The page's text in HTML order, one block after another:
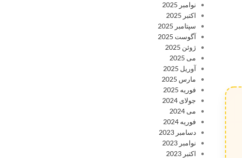
نوامبر 2025
اکتبر 2025
سپتامبر 2025
آگوست 2025
ژوئن 2025
می 2025
آوریل 2025
مارس 2025
فوریه 2025
جولای 2024
می 2024
فوریه 2024
دسامبر 2023
نوامبر 2023
اکتبر 2023